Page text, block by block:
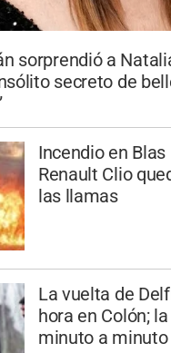
sorprendió a
secreto de
Incendio en
Renault Clio
las llamas
La vuelta de
hora en Colón;
minuto a minuto